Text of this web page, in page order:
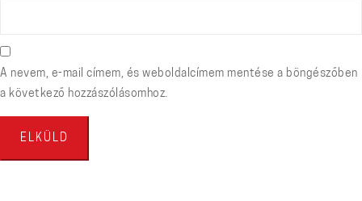
A nevem, e-mail címem, és weboldalcímem mentése a böngészőben
a következő hozzászólásomhoz.